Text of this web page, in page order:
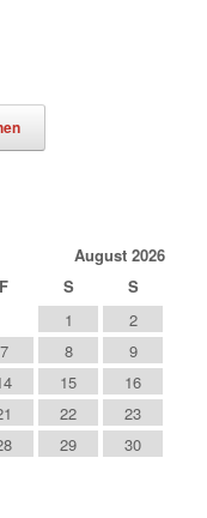
August 2026
F S
S
1
2
7 8
9
15
16
22
23
29
30